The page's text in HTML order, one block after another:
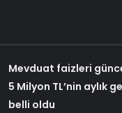
Mevduat faizleri
5 Milyon TL’nin aylık
belli oldu